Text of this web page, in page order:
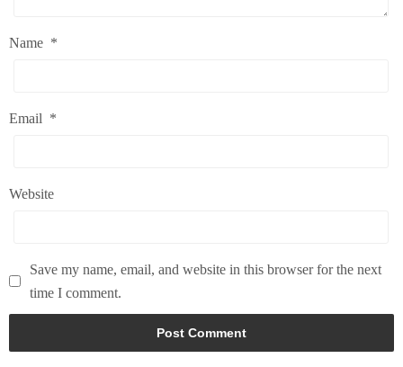
Name *
Email *
Website
Save my name, email, and website in this browser for the next
time I comment.